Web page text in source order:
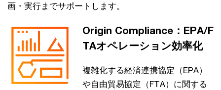
画・実行までサポートします。
Origin Compliance：EPA/F
TAオペレーション効率化
複雑化する経済連携協定（EPA）
や自由貿易協定（FTA）に関する